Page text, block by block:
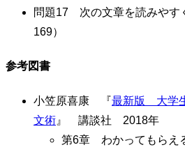
問題17 次の文章を読みやす
169）
参考図書
小笠原喜康 『最新版 大学
文術 』 講談社 2018年
第6章 わかってもらえ